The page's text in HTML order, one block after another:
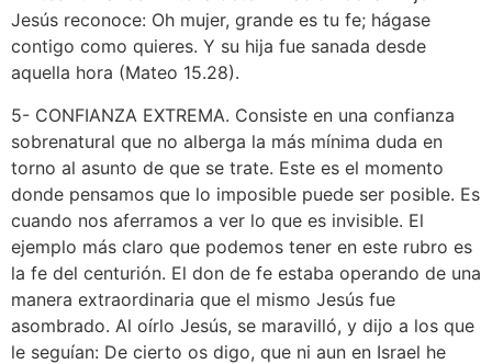
Jesús reconoce: Oh mujer, grande es tu fe; hágase
contigo como quieres. Y su hija fue sanada desde
aquella hora (Mateo 15.28).
5- CONFIANZA EXTREMA. Consiste en una confianza
sobrenatural que no alberga la más mínima duda en
torno al asunto de que se trate. Este es el momento
donde pensamos que lo imposible puede ser posible. Es
cuando nos aferramos a ver lo que es invisible. El
ejemplo más claro que podemos tener en este rubro es
la fe del centurión. El don de fe estaba operando de una
manera extraordinaria que el mismo Jesús fue
asombrado. Al oírlo Jesús, se maravilló, y dijo a los que
le seguían: De cierto os digo, que ni aun en Israel he